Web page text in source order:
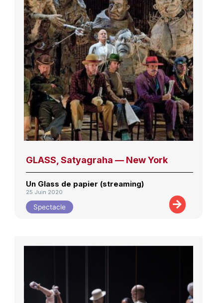
GLASS, Satyagraha — New York
Un Glass de papier (streaming)
25 Juin 2020
Spectacle